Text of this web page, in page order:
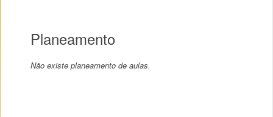
Planeamento
Não existe planeamento de aulas.